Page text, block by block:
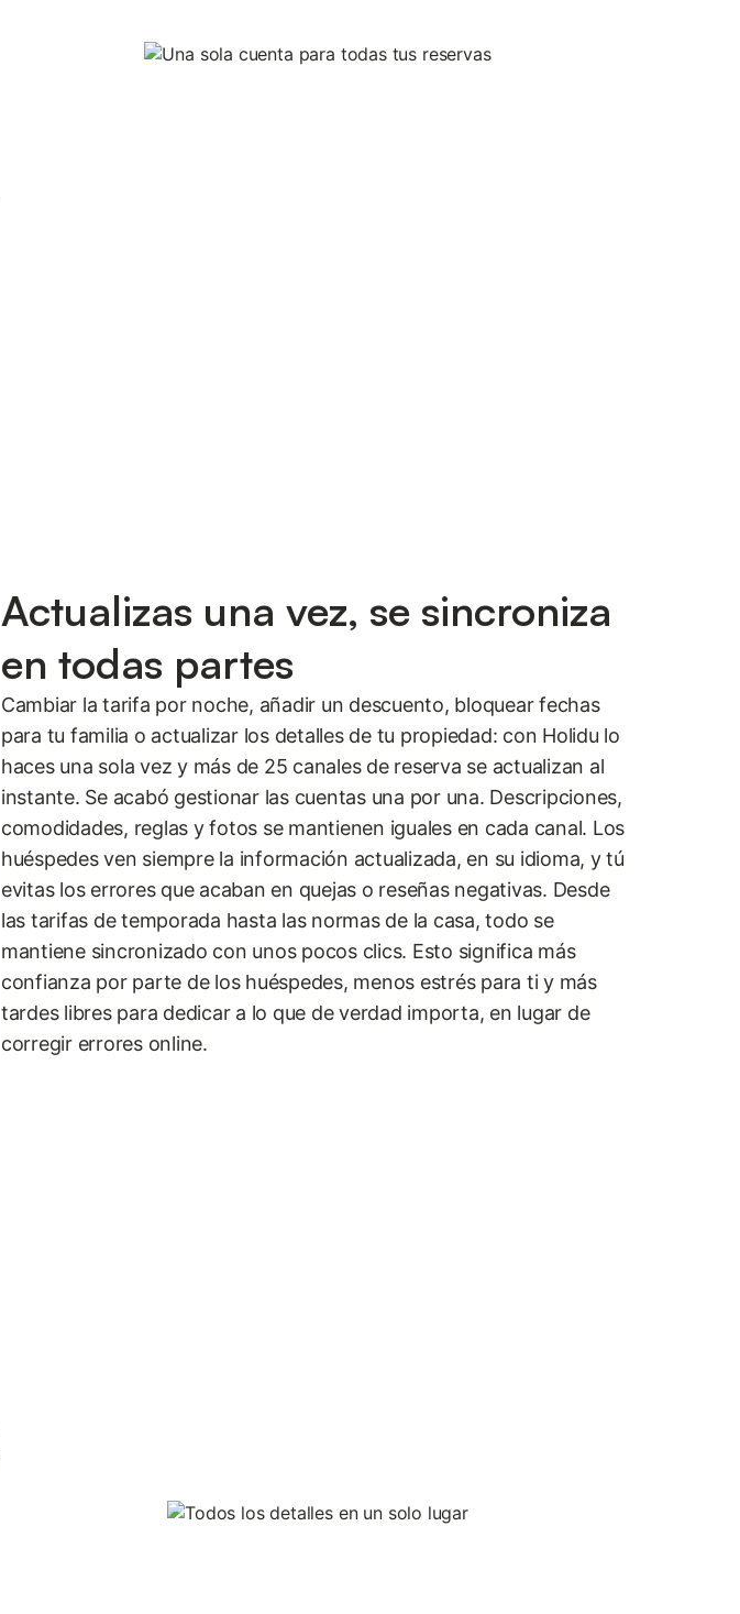
Actualizas una vez, se sincroniza
en todas partes
Cambiar la tarifa por noche, añadir un descuento, bloquear fechas
para tu familia o actualizar los detalles de tu propiedad: con Holidu lo
haces una sola vez y más de 25 canales de reserva se actualizan al
instante. Se acabó gestionar las cuentas una por una. Descripciones,
comodidades, reglas y fotos se mantienen iguales en cada canal. Los
huéspedes ven siempre la información actualizada, en su idioma, y tú
evitas los errores que acaban en quejas o reseñas negativas. Desde
las tarifas de temporada hasta las normas de la casa, todo se
mantiene sincronizado con unos pocos clics. Esto significa más
confianza por parte de los huéspedes, menos estrés para ti y más
tardes libres para dedicar a lo que de verdad importa, en lugar de
corregir errores online.